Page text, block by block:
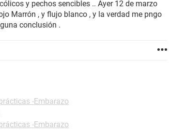
y pechos sencibles .. Ayer 12 de marzo
Marrón , y flujo blanco , y la verdad me pngo
conclusión .
-Embarazo
-Embarazo